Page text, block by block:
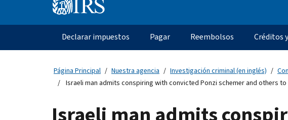
Information
Navegación
principal
Declarar impuestos Pagar Reembolsos Créditos
Página Principal Nuestra agencia Investigación criminal (en inglés)
Israeli man admits conspiring with convicted Ponzi schemer and others
Israeli man admits